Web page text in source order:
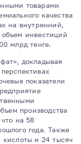
товарами
качества
на внутренний,
инвестиций
млрд тенге.
докладывая
показатели
производства
на 58
года. Также
кислоты и 24 тысяч